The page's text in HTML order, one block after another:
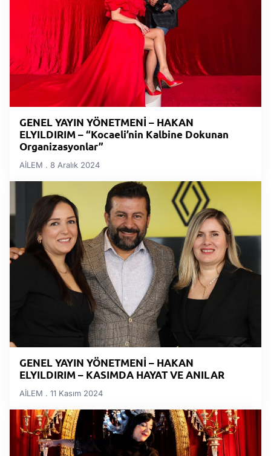
GENEL YAYIN YÖNETMENİ – HAKAN
ELYILDIRIM – “Kocaeli’nin Kalbine Dokunan
Organizasyonlar”
AİLEM 8 Aralık 2024
GENEL YAYIN YÖNETMENİ – HAKAN
ELYILDIRIM – KASIMDA HAYAT VE ANILAR
AİLEM 11 Kasım 2024